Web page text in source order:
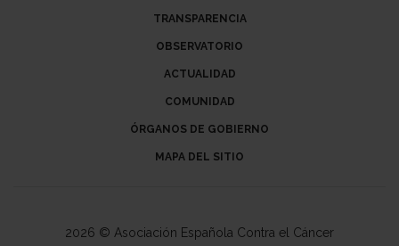
TRANSPARENCIA
OBSERVATORIO
ACTUALIDAD
COMUNIDAD
ÓRGANOS DE GOBIERNO
MAPA DEL SITIO
2026 © Asociación Española Contra el Cáncer